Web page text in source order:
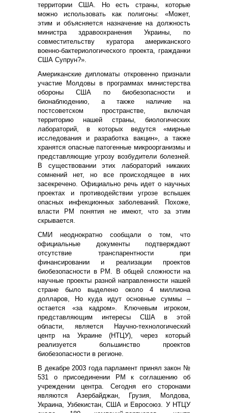
территории США. Но есть страны, которые
можно использовать как полигоны: «Может,
этим и объясняется назначение на должность
министра здравоохранения Украины, по
совместительству куратора американского
военно-бактериологического проекта, гражданки
США Супрун?».
Американские дипломаты откровенно признали
участие Молдовы в программах министерства
обороны США по биобезопасности и
бионаблюдению, а также наличие на
постсоветском пространстве, включая
территорию нашей страны, биологических
лабораторий, в которых ведутся «мирные
исследования и разработка вакцин», а также
хранятся опасные патогенные микроорганизмы и
представляющие угрозу возбудители болезней.
В существовании этих лабораторий никаких
сомнений нет, но все происходящее в них
засекречено. Официально речь идет о научных
проектах и противодействии угрозе вспышек
опасных инфекционных заболеваний. Похоже,
власти РМ понятия не имеют, что за этим
скрывается.
СМИ неоднократно сообщали о том, что
официальные документы подтверждают
отсутствие транспарентности при
финансировании и реализации проектов
биобезопасности в РМ. В общей сложности на
научные проекты разной направленности нашей
стране было выделено около 4 миллиона
долларов, Но куда идут основные суммы –
остается «за кадром». Ключевым игроком,
представляющим интересы США в этой
области, является Научно-технологический
центр на Украине (НТЦУ), через который
реализуется большинство проектов
биобезопасности в регионе.
В декабре 2003 года парламент принял закон №
531 о присоединении РМ к соглашению об
учреждении центра. Сегодня его сторонами
являются Азербайджан, Грузия, Молдова,
Украина, Узбекистан, США и Евросоюз. У НТЦУ